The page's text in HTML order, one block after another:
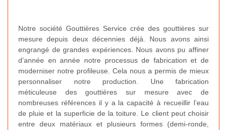
Notre société Gouttières Service crée des gouttières sur
mesure depuis deux décennies déjà. Nous avons ainsi
engrangé de grandes expériences. Nous avons pu affiner
d’année en année notre processus de fabrication et de
moderniser notre profileuse. Cela nous a permis de mieux
personnaliser notre production. Une fabrication
méticuleuse des gouttières sur mesure avec de
nombreuses références il y a la capacité à recueillir l’eau
de pluie et la superficie de la toiture. Le client peut choisir
entre deux matériaux et plusieurs formes (demi-ronde,